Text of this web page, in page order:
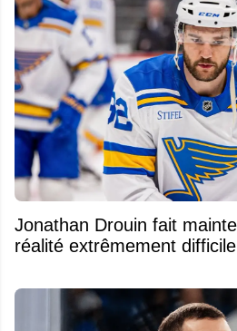
Jonathan Drouin fait
réalité extrêmement difficile